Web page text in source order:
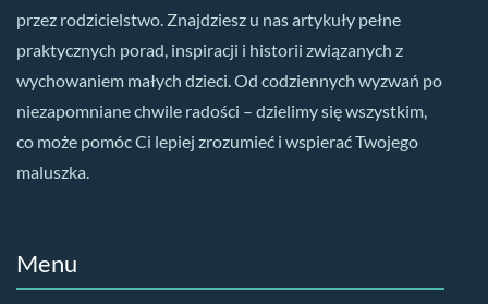
przez rodzicielstwo. Znajdziesz u nas artykuły pełne
praktycznych porad, inspiracji i historii związanych z
wychowaniem małych dzieci. Od codziennych wyzwań po
niezapomniane chwile radości – dzielimy się wszystkim,
co może pomóc Ci lepiej zrozumieć i wspierać Twojego
maluszka.
Menu